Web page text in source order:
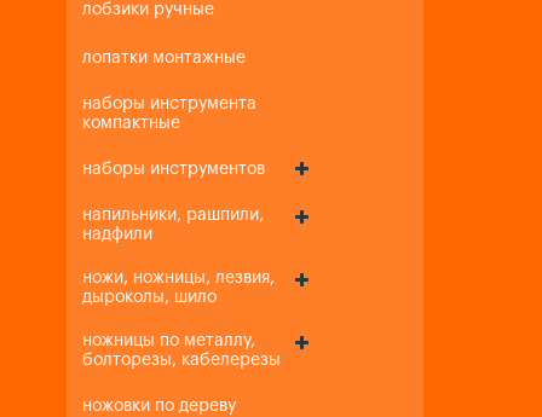
лобзики ручные
лопатки монтажные
наборы инструмента
компактные
наборы инструментов
напильники, рашпили,
надфили
ножи, ножницы, лезвия,
дыроколы, шило
ножницы по металлу,
болторезы, кабелерезы
ножовки по дереву